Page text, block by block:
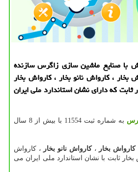
با صنایع ماشین سازی زاگرس سازنده
بخار ، كارواش نانو بخار ، كارواش بخار
كه دارای نشان استاندارد ملی ایران
به شماره ثبت 11554 با بیش از 8 سال
کارواش بخار ،کارواش نانو بخار ، کارواش
ثابت با نشان استاندارد ملی ایران می